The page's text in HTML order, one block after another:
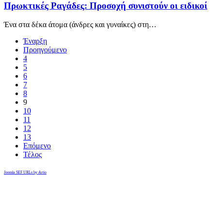
Πρωκτικές Ραγάδες: Προσοχή συνιστούν οι ειδικοί
Ένα στα δέκα άτομα (άνδρες και γυναίκες) στη…
Έναρξη
Προηγούμενο
4
5
6
7
8
9
10
11
12
13
Επόμενο
Τέλος
Joomla SEF URLs by Artio